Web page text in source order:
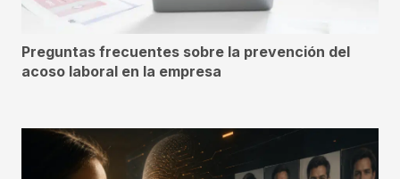
Preguntas frecuentes sobre la prevención del
acoso laboral en la empresa